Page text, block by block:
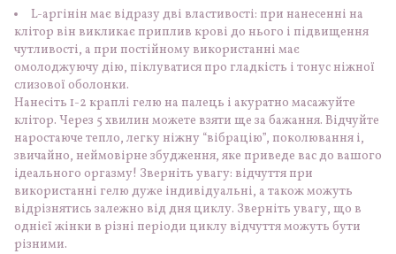
L-аргінін має відразу дві властивості: при нанесенні на
клітор він викликає приплив крові до нього і підвищення
чутливості, а при постійному використанні має
омолоджуючу дію, піклуватися про гладкість і тонус ніжної
слизової оболонки.
Нанесіть 1-2 краплі гелю на палець і акуратно масажуйте
клітор. Через 5 хвилин можете взяти ще за бажання. Відчуйте
наростаюче тепло, легку ніжну “вібрацію”, поколювання і,
звичайно, неймовірне збудження, яке приведе вас до вашого
ідеального оргазму! Зверніть увагу: відчуття при
використанні гелю дуже індивідуальні, а також можуть
відрізнятись залежно від дня циклу. Зверніть увагу, що в
однієї жінки в різні періоди циклу відчуття можуть бути
різними.